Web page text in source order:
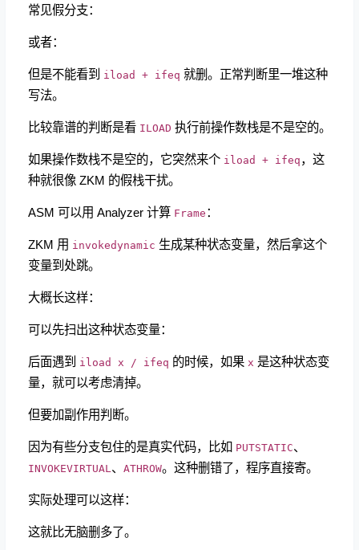
常见假分支：
或者：
但是不能看到 iload + ifeq 就删。正常判断里一堆这种
写法。
比较靠谱的判断是看 ILOAD 执行前操作数栈是不是空的。
如果操作数栈不是空的，它突然来个 iload + ifeq，这
种就很像 ZKM 的假栈干扰。
ASM 可以用 Analyzer 计算 Frame：
ZKM 用 invokedynamic 生成某种状态变量，然后拿这个
变量到处跳。
大概长这样：
可以先扫出这种状态变量：
后面遇到 iload x / ifeq 的时候，如果 x 是这种状态变
量，就可以考虑清掉。
但要加副作用判断。
因为有些分支包住的是真实代码，比如 PUTSTATIC、
INVOKEVIRTUAL 、 ATHROW。这种删错了，程序直接寄。
实际处理可以这样：
这就比无脑删多了。